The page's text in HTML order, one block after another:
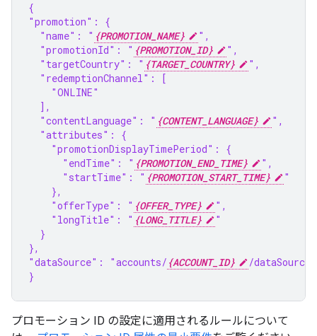
{
"promotion": {
  "name": "
{PROMOTION_NAME}
",
  "promotionId": "
{PROMOTION_ID}
",
  "targetCountry": "
{TARGET_COUNTRY}
",
  "redemptionChannel": [
    "ONLINE"
  ],
  "contentLanguage": "
{CONTENT_LANGUAGE}
",
  "attributes": {
    "promotionDisplayTimePeriod": {
      "endTime": "
{PROMOTION_END_TIME}
",
      "startTime": "
{PROMOTION_START_TIME}
"
    },
    "offerType": "
{OFFER_TYPE}
",
    "longTitle": "
{LONG_TITLE}
"
  }
},
"dataSource": "accounts/ {ACCOUNT_ID}
/
}
プロモーション ID の設定に適用されるルールについて